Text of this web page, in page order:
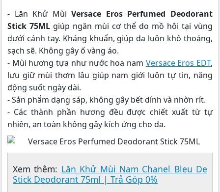
- Lăn Khử MùiVersace Eros Perfumed Deodorant
Stick 75ML giúp ngăn mùi cơ thể do mồ hôi tại vùng
dưới cánh tay. Kháng khuẩn, giúp da luôn khô thoáng,
sạch sẽ. Không gây ố vàng áo.
- Mùi hương tựa như nước hoa nam Versace Eros EDT,
lưu giữ mùi thơm lâu giúp nam giới luôn tự tin, năng
động suốt ngày dài.
- Sản phẩm dạng sáp, không gây bết dính và nhờn rít.
- Các thành phần hương đều được chiết xuất từ tự
nhiên, an toàn không gây kích ứng cho da.
Xem thêm: Lăn Khử Mùi Nam Chanel Bleu De
Stick Deodorant 75ml | Trả Góp 0%